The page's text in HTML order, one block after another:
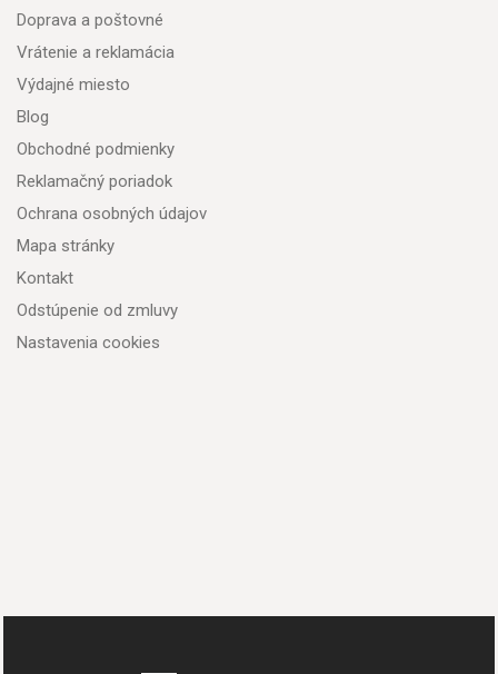
Doprava a poštovné
Vrátenie a reklamácia
Výdajné miesto
Blog
Obchodné podmienky
Reklamačný poriadok
Ochrana osobných údajov
Mapa stránky
Kontakt
Odstúpenie od zmluvy
Nastavenia cookies